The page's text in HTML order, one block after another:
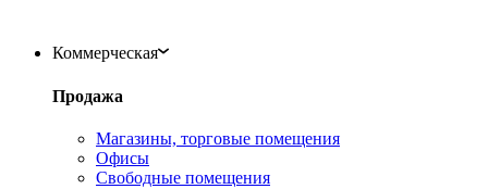
Коммерческая
Продажа
Магазины, торговые помещения
Офисы
Свободные помещения